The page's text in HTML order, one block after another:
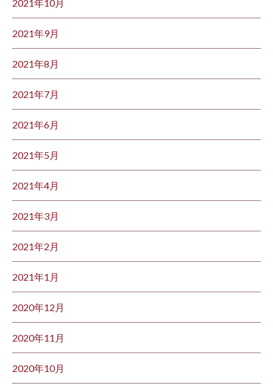
2021年10月
2021年9月
2021年8月
2021年7月
2021年6月
2021年5月
2021年4月
2021年3月
2021年2月
2021年1月
2020年12月
2020年11月
2020年10月